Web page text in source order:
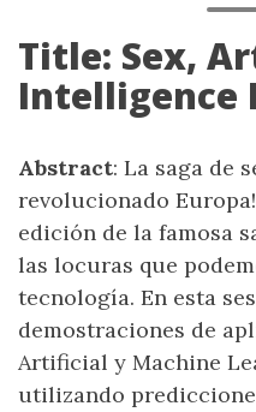
Title: Sex,
Intelligence
Abstract: La saga de
revolucionado
edición de la famosa
las locuras que
tecnología. En esta
demostraciones de
Artificial y Machine
utilizando